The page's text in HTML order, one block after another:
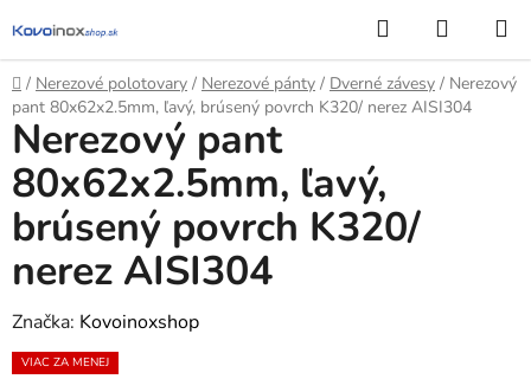
na
obsah
Hľadať
KOŠÍK
Domov
/ Nerezové polotovary / Nerezové pánty / Dverné závesy / Nerezový
pant 80x62x2.5mm, ľavý, brúsený povrch K320/ nerez AISI304
Nerezový pant
80x62x2.5mm, ľavý,
brúsený povrch K320/
nerez AISI304
Značka: Kovoinoxshop
VIAC ZA MENEJ